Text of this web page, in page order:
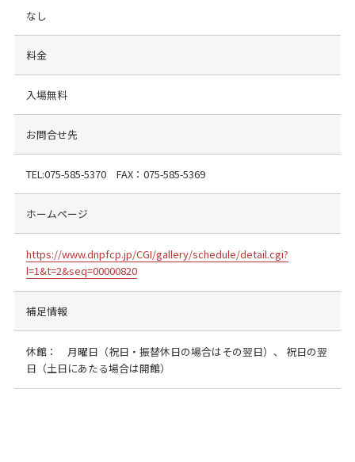
なし
料金
入場無料
お問合せ先
TEL:075-585-5370FAX： 075-585-5369
ホームページ
https://www.dnpfcp.jp/CGI/gallery/schedule/detail.cgi?
l=1&t=2&seq=00000820
補足情報
休館： 月曜日（祝日・振替休日の場合はその翌日）、 祝日の翌
日（土日にあたる場合は開館）